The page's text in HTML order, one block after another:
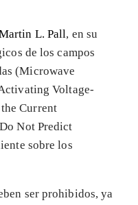
L. Pall, en su
de los campos
(Microwave
Voltage-
Current
Not Predict
sobre los
ser prohibidos, ya